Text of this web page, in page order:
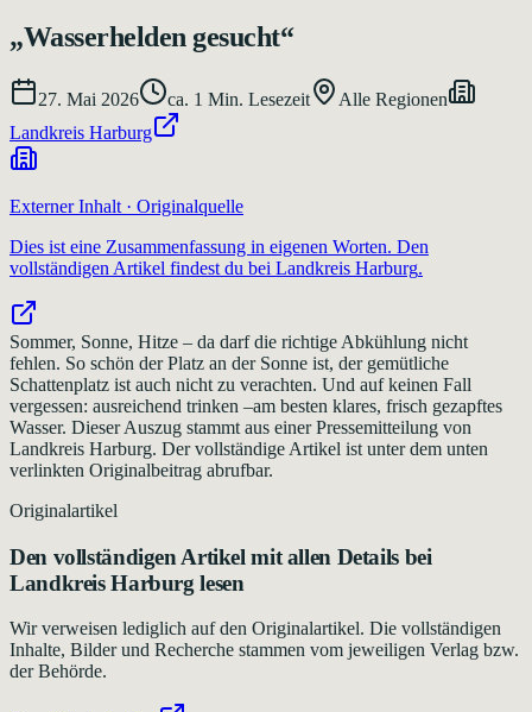
„Wasserhelden gesucht“
27. Mai 2026 ca. 1 Min. Lesezeit
Alle Regionen
Landkreis Harburg
Externer Inhalt · Originalquelle
Dies ist eine Zusammenfassung in eigenen Worten. Den
vollständigen Artikel findest du bei Landkreis Harburg.
Sommer, Sonne, Hitze – da darf die richtige Abkühlung nicht
fehlen. So schön der Platz an der Sonne ist, der gemütliche
Schattenplatz ist auch nicht zu verachten. Und auf keinen Fall
vergessen: ausreichend trinken –am besten klares, frisch gezapftes
Wasser. Dieser Auszug stammt aus einer Pressemitteilung von
Landkreis Harburg. Der vollständige Artikel ist unter dem unten
verlinkten Originalbeitrag abrufbar.
Originalartikel
Den vollständigen Artikel mit allen Details bei
Landkreis Harburg lesen
Wir verweisen lediglich auf den Originalartikel. Die vollständigen
Inhalte, Bilder und Recherche stammen vom jeweiligen Verlag bzw.
der Behörde.